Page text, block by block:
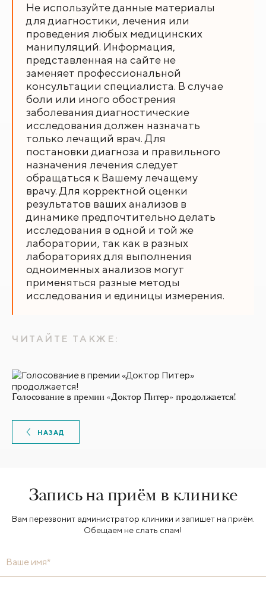
Не используйте данные материалы
для диагностики, лечения или
проведения любых медицинских
манипуляций. Информация,
представленная на сайте не
заменяет профессиональной
консультации специалиста. В случае
боли или иного обострения
заболевания диагностические
исследования должен назначать
только лечащий врач. Для
постановки диагноза и правильного
назначения лечения следует
обращаться к Вашему лечащему
врачу. Для корректной оценки
результатов ваших анализов в
динамике предпочтительно делать
исследования в одной и той же
лаборатории, так как в разных
лабораториях для выполнения
одноименных анализов могут
применяться разные методы
исследования и единицы измерения.
ЧИТАЙТЕ ТАКЖЕ:
Голосование в премии «Доктор Питер» продолжается!
НАЗАД
Запись на приём в клинике
Вам перезвонит администратор клиники и запишет на приём.
Обещаем не слать спам!
Ваше имя*